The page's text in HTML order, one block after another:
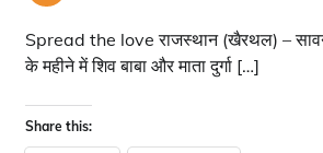
Spread the love राजस्थान (खैरथल) –
के महीने में शिव बाबा और माता दुर्गा […]
Share this: